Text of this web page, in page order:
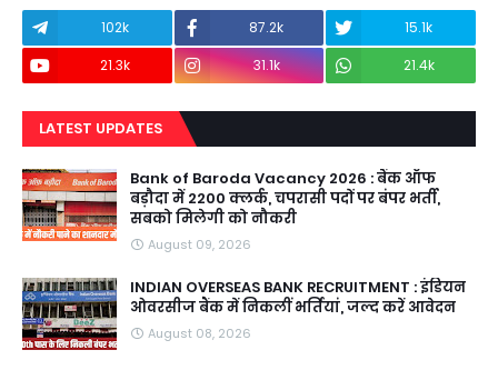
102k 87.2k
15.1k
21.3k
31.1k 21.4k
LATEST UPDATES
Bank of Baroda Vacancy 2026 : बैंक ऑफ
बड़ौदा में 2200 क्लर्क, चपरासी पदों पर बंपर भर्ती,
सबको मिलेगी को नौकरी
August 09, 2026
INDIAN OVERSEAS BANK RECRUITMENT : इंडियन
ओवरसीज बैंक में निकलीं भर्तियां, जल्द करें आवेदन
August 08, 2026